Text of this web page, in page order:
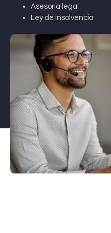
Asesoría legal
Ley de insolvencia